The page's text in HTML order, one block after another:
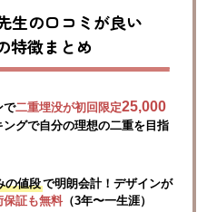
生の口コミが良い
特徴まとめ
で二重埋没が初回限定25,000
グで自分の理想の二重を目指
の値段で明朗会計！デザインが
保証も無料（3年〜一生涯）